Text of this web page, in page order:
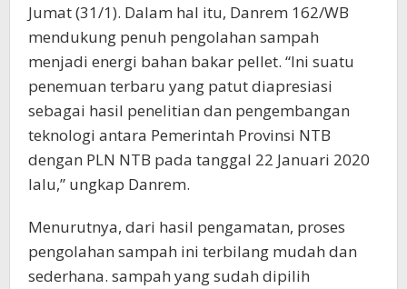
Jumat (31/1). Dalam hal itu, Danrem 162/WB
mendukung penuh pengolahan sampah
menjadi energi bahan bakar pellet. “Ini suatu
penemuan terbaru yang patut diapresiasi
sebagai hasil penelitian dan pengembangan
teknologi antara Pemerintah Provinsi NTB
dengan PLN NTB pada tanggal 22 Januari 2020
lalu,” ungkap Danrem.
Menurutnya, dari hasil pengamatan, proses
pengolahan sampah ini terbilang mudah dan
sederhana. sampah yang sudah dipilih